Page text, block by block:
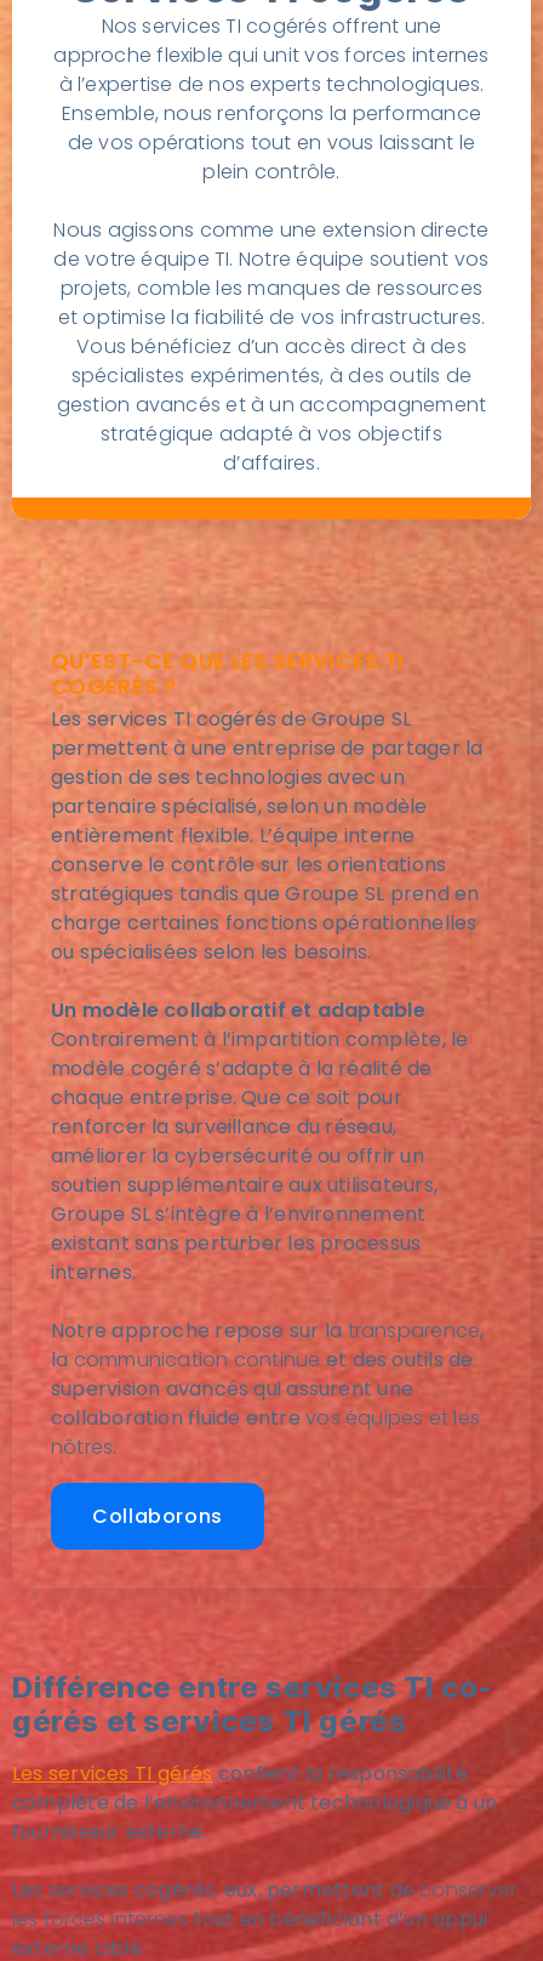
Nos services TI cogérés offrent une
approche flexible qui unit vos forces internes
à l’expertise de nos experts technologiques.
Ensemble, nous renforçons la performance
de vos opérations tout en vous laissant le
plein contrôle.
Nous agissons comme une extension directe
de votre équipe TI. Notre équipe soutient vos
projets, comble les manques de ressources
et optimise la fiabilité de vos infrastructures.
Vous bénéficiez d’un accès direct à des
spécialistes expérimentés, à des outils de
gestion avancés et à un accompagnement
stratégique adapté à vos objectifs
d’affaires.
QU’EST-CE QUE LES SERVICES TI
COGÉRÉS ?
Les services TI cogérés de Groupe SL
permettent à une entreprise de partager la
gestion de ses technologies avec un
partenaire spécialisé, selon un modèle
entièrement flexible. L’équipe interne
conserve le contrôle sur les orientations
stratégiques tandis que Groupe SL prend en
charge certaines fonctions opérationnelles
ou spécialisées selon les besoins.
Un modèle collaboratif et adaptable
Contrairement à l’impartition complète, le
modèle cogéré s’adapte à la réalité de
chaque entreprise. Que ce soit pour
renforcer la surveillance du réseau,
améliorer la cybersécurité ou offrir un
soutien supplémentaire aux utilisateurs,
Groupe SL s’intègre à l’environnement
existant sans perturber les processus
internes.
Notre approche repose sur la transparence,
la communication continue et des outils de
supervision avancés qui assurent une
collaboration fluide entrevos équipes et les
nôtres.
Collaborons
Différence entre services TI co-
gérés et services TI gérés
Les services TI gérésconfient la responsabilité
complète de l’environnement technologique à un
fournisseur externe.
Les services cogérés, eux, permettent deconserver
les forces internestout en bénéficiant d’un appui
externe ciblé.